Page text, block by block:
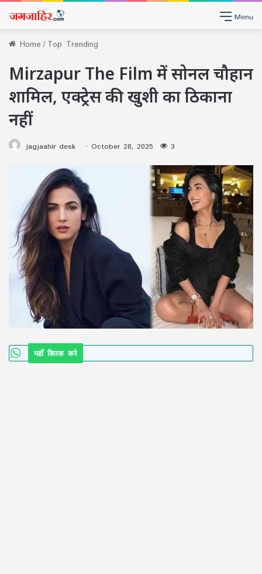
Menu
Home/Top Trending
Mirzapur The Film में सोनल चौहान
शामिल, एक्ट्रेस की खुशी का ठिकाना
नहीं
jagjaahir desk October 28, 2025 3
यहाँ क्लिक करे